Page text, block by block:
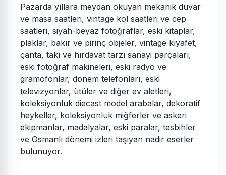
Pazarda yıllara meydan okuyan mekanik duvar
ve masa saatleri, vintage kol saatleri ve cep
saatleri, siyah-beyaz fotoğraflar, eski kitaplar,
plaklar, bakır ve pirinç objeler, vintage kıyafet,
çanta, takı ve hırdavat tarzı sanayi parçaları,
eski fotoğraf makineleri, eski radyo ve
gramofonlar, dönem telefonları, eski
televizyonlar, ütüler ve diğer ev aletleri,
koleksiyonluk diecast model arabalar, dekoratif
heykeller, koleksiyonluk miğferler ve askeri
ekipmanlar, madalyalar, eski paralar, tesbihler
ve Osmanlı dönemi izleri taşıyan nadir eserler
bulunuyor.